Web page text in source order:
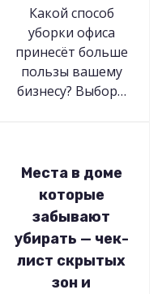
Какой способ
уборки офиса
принесёт больше
пользы вашему
бизнесу? Выбор…
Места в доме
которые
забывают
убирать — чек-
лист скрытых
зон и